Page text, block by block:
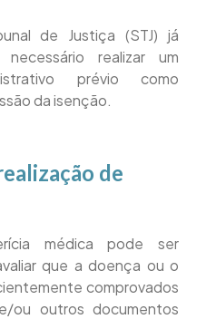
de Justiça (STJ) já
realizar um
prévio como
da isenção.
de
médica pode ser
que a doença ou o
comprovados
ou outros documentos